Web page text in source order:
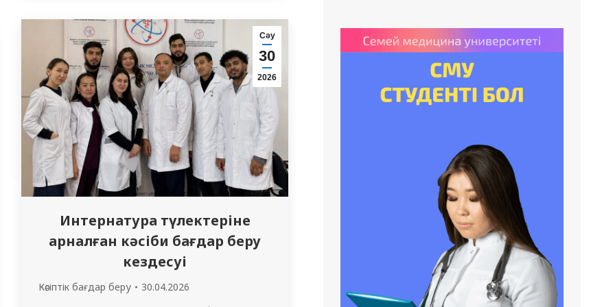
ұлттық костюмдері мен тағамдарын
таныстырды, олар Қазақстанның мәдени
мұратының байлығын және әртүрлілігін
көрсетеді. Іс-шараға қатысушылар өз…
Сәу
30
2026
Интернатура түлектеріне
арналған кәсіби бағдар беру
кездесуі
Кәсіптік бағдар беру 30.04.2026